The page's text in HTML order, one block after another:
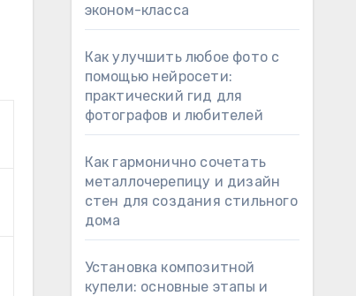
эконом-класса
Как улучшить любое фото с
помощью нейросети:
практический гид для
фотографов и любителей
Как гармонично сочетать
металлочерепицу и дизайн
стен для создания стильного
дома
Установка композитной
купели: основные этапы и